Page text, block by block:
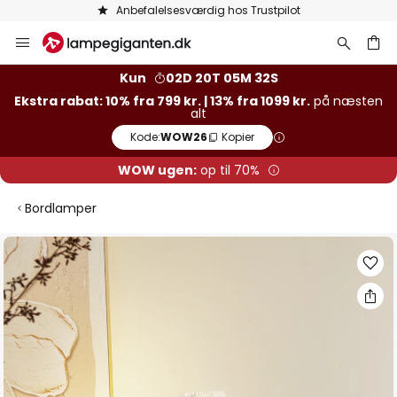
Anbefalelsesværdig hos Trustpilot
to
Kun
02D 20T 05M 31S
Ekstra rabat: 10% fra 799 kr. | 13% fra 1099 kr. på næsten
alt
Kode:WOW26 Kopier
WOW ugen:op til 70%
Bordlamper
Gå
til
slutningen
af
billedgalleriet